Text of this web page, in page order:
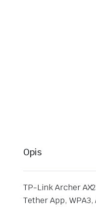
Opis
TP-Link Archer
Tether App, WPA3,